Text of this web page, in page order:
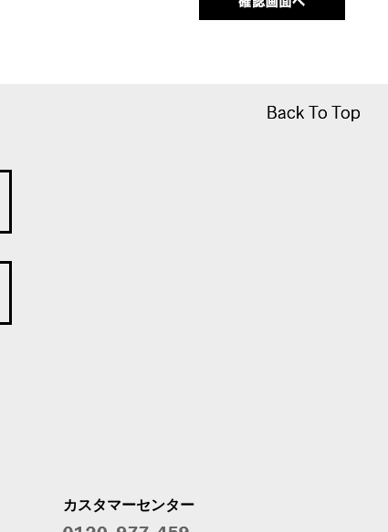
Back To Top
Back To Top
カスタマーセンター